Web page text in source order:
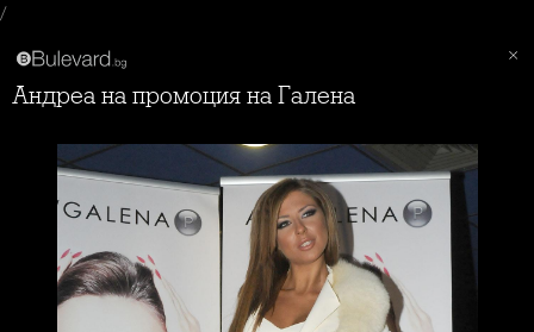
/
Андреа на промоция на Галена